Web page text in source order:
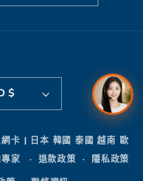
台灣 | TWD $
卡 | 日本 韓國 泰國 越南 歐
家
退款政策
隱私政策